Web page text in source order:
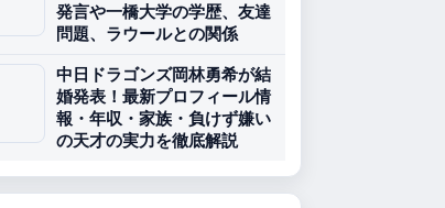
発言や一橋大学の学歴、友達
問題、ラウールとの関係
中日ドラゴンズ岡林勇希が結
婚発表！最新プロフィール情
報・年収・家族・負けず嫌い
の天才の実力を徹底解説